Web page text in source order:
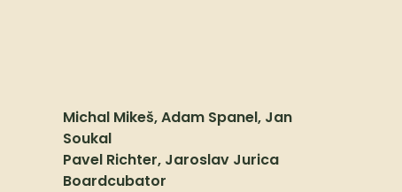
Michal Mikeš, Adam Spanel, Jan
Soukal
Pavel Richter, Jaroslav Jurica
Boardcubator